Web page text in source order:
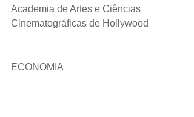
Academia de Artes e Ciências
Cinematográficas de Hollywood
ECONOMIA